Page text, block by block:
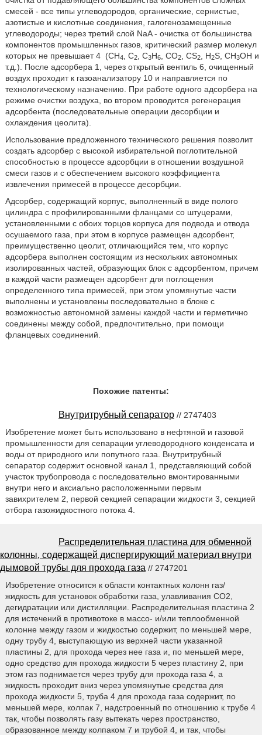
смесей - все типы углеводородов, органические, сернистые,
азотистые и кислотные соединения, галогенозамещенные
углеводороды; через третий слой NaA - очистка от большинства
компонентов промышленных газов, критический размер молекул
которых не превышает 4 (СН4 , С2, С3Н6, CO2, CS2, H2S, СН3ОН и
т.д.). После адсорбера 1, через открытый вентиль 6, очищенный
воздух проходит к газоанализатору 10 и направляется по
технологическому назначению. При работе одного адсорбера на
режиме очистки воздуха, во втором проводится регенерация
адсорбента (последовательные операции десорбции и
охлаждения цеолита).
Использование предложенного технического решения позволит
создать адсорбер с высокой избирательной поглотительной
способностью в процессе адсорбции в отношении воздушной
смеси газов и с обеспечением высокого коэффициента
извлечения примесей в процессе десорбции.
Адсорбер, содержащий корпус, выполненный в виде полого
цилиндра с профилированными фланцами со штуцерами,
установленными с обоих торцов корпуса для подвода и отвода
осушаемого газа, при этом в корпусе размещен адсорбент,
преимущественно цеолит, отличающийся тем, что корпус
адсорбера выполнен состоящим из нескольких автономных
изолированных частей, образующих блок с адсорбентом, причем
в каждой части размещен адсорбент для поглощения
определенного типа примесей, при этом упомянутые части
выполнены и установлены последовательно в блоке с
возможностью автономной замены каждой части и герметично
соединены между собой, предпочтительно, при помощи
фланцевых соединений.
Похожие патенты:
Внутритрубный сепаратор // 2747403
Изобретение может быть использовано в нефтяной и газовой
промышленности для сепарации углеводородного конденсата и
воды от природного или попутного газа. Внутритрубный
сепаратор содержит основной канал 1, представляющий собой
участок трубопровода с последовательно вмонтированными
внутри него и аксиально расположенными первым
завихрителем 2, первой секцией сепарации жидкости 3, секцией
отбора газожидкостного потока 4.
Распределительная пластина для обменной
колонны, содержащей диспергирующий материал внутри
дымовой трубы для прохода газа // 2747201
Изобретение относится к области контактных колонн газ/
жидкость для установок обработки газа, улавливания CO2,
дегидратации или дистилляции. Распределительная пластина 2
для истечений в противотоке в массо- и/или теплообменной
колонне между газом и жидкостью содержит, по меньшей мере,
одну трубу 4, выступающую из верхней части указанной
пластины 2, для прохода через нее газа и, по меньшей мере,
одно средство для прохода жидкости 5 через пластину 2, при
этом газ поднимается через трубу для прохода газа 4, а
жидкость проходит вниз через упомянутые средства для
прохода жидкости 5, труба 4 для прохода газа содержит, по
меньшей мере, колпак 7, надстроенный по отношению к трубе 4
так, чтобы позволять газу вытекать через пространство,
образованное между колпаком 7 и трубой 4, и так, чтобы